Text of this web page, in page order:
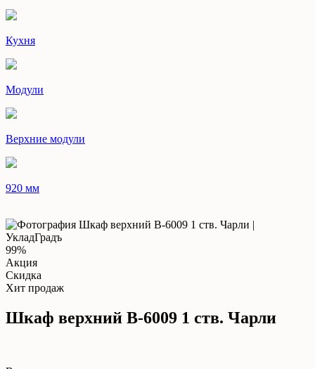
Кухня
Модули
Верхние модули
920 мм
99%
Акция
Скидка
Хит продаж
Шкаф верхний В-6009 1 ств. Чарли